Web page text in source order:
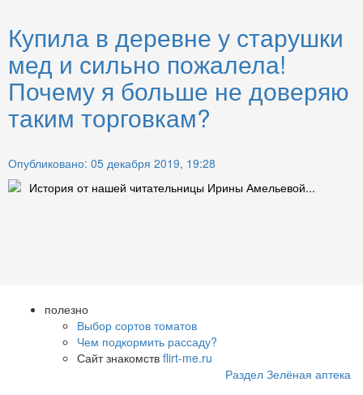
Купила в деревне у старушки
мед и сильно пожалела!
Почему я больше не доверяю
таким торговкам?
Опубликовано: 05 декабря 2019, 19:28
История от нашей читательницы Ирины Амельевой...
полезно
Выбор сортов томатов
Чем подкормить рассаду?
Сайт знакомств flirt-me.ru
Раздел Зелёная аптека